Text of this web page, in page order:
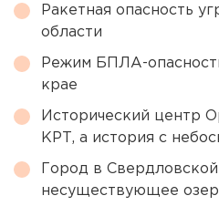
Ракетная опасность
области
Режим БПЛА-
крае
Исторический центр
КРТ, а история с
Город в
несуществующее